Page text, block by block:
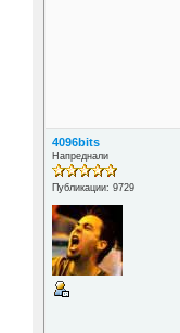
4096bits
Напреднали
Публикации: 9729